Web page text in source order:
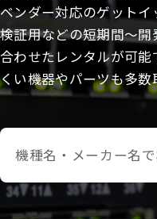
ベンダー対応のゲットイ
検証用などの短期間～
合わせたレンタルが可
くい機器やパーツも多数